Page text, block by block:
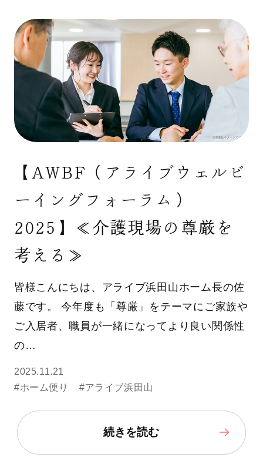
【AWBF（アライブウェルビ
ーイングフォーラム）
2025】≪介護現場の尊厳を
考える≫
皆様こんにちは、アライブ浜田山ホーム長の佐
藤です。 今年度も「尊厳」をテーマにご家族や
ご入居者、職員が一緒になってより良い関係性
の…
2025.11.21
#ホーム便り
#アライブ浜田山
続きを読む